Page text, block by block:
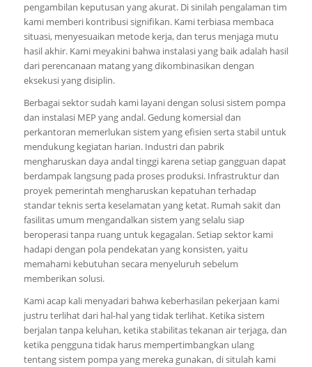
pengambilan keputusan yang akurat. Di sinilah pengalaman tim
kami memberi kontribusi signifikan. Kami terbiasa membaca
situasi, menyesuaikan metode kerja, dan terus menjaga mutu
hasil akhir. Kami meyakini bahwa instalasi yang baik adalah hasil
dari perencanaan matang yang dikombinasikan dengan
eksekusi yang disiplin.
Berbagai sektor sudah kami layani dengan solusi sistem pompa
dan instalasi MEP yang andal. Gedung komersial dan
perkantoran memerlukan sistem yang efisien serta stabil untuk
mendukung kegiatan harian. Industri dan pabrik
mengharuskan daya andal tinggi karena setiap gangguan dapat
berdampak langsung pada proses produksi. Infrastruktur dan
proyek pemerintah mengharuskan kepatuhan terhadap
standar teknis serta keselamatan yang ketat. Rumah sakit dan
fasilitas umum mengandalkan sistem yang selalu siap
beroperasi tanpa ruang untuk kegagalan. Setiap sektor kami
hadapi dengan pola pendekatan yang konsisten, yaitu
memahami kebutuhan secara menyeluruh sebelum
memberikan solusi.
Kami acap kali menyadari bahwa keberhasilan pekerjaan kami
justru terlihat dari hal-hal yang tidak terlihat. Ketika sistem
berjalan tanpa keluhan, ketika stabilitas tekanan air terjaga, dan
ketika pengguna tidak harus mempertimbangkan ulang
tentang sistem pompa yang mereka gunakan, di situlah kami